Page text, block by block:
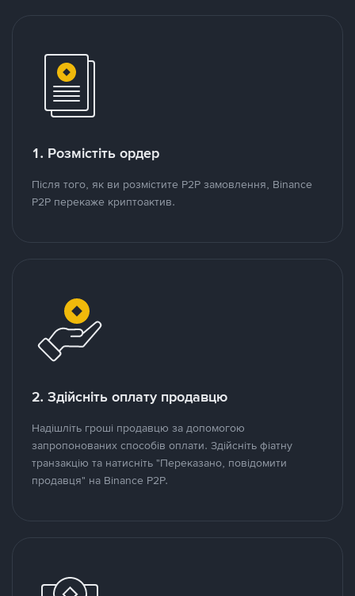
1. Розмістіть ордер
Після того, як ви розмістите P2P замовлення, Binance
P2P перекаже криптоактив.
2. Здійсніть оплату продавцю
Надішліть гроші продавцю за допомогою
запропонованих способів оплати. Здійсніть фіатну
транзакцію та натисніть "Переказано, повідомити
продавця" на Binance P2P.